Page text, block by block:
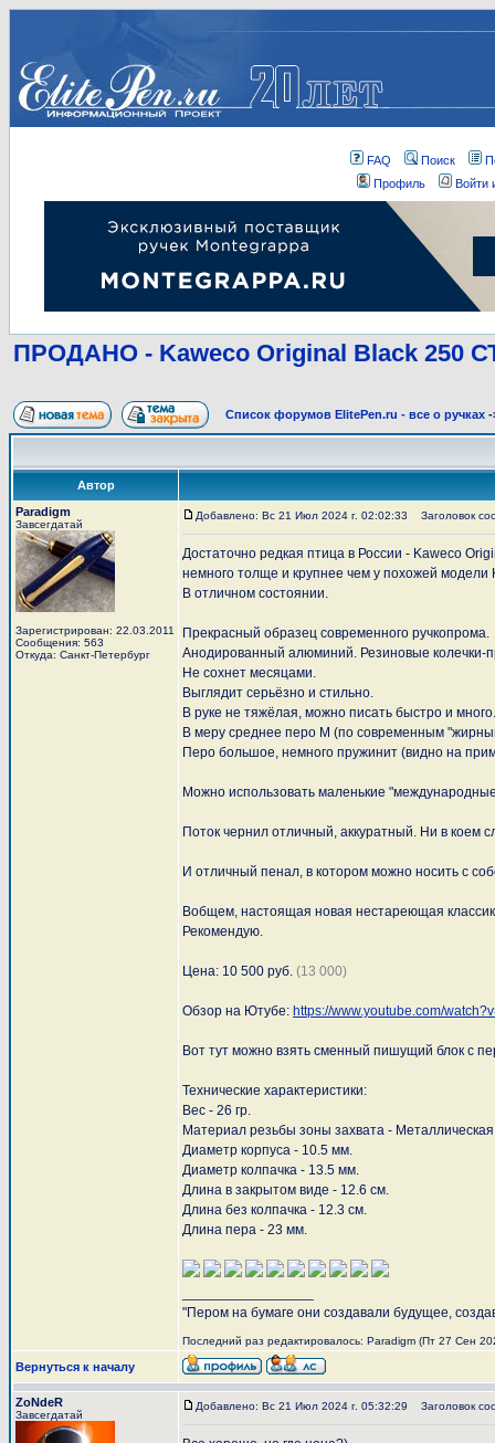
FAQ Поиск
Профиль
Войти
ПРОДАНО - Kaweco Original Black 250
Список форумов ElitePen.ru - все о ручках
Автор
Paradigm
Завсегдатай
Зарегистрирован: 22.03.2011
Сообщения: 563
Откуда: Санкт-Петербург
Добавлено: Вс 21 Июл 2024 г. 02:02:33 Заголовок
Достаточно редкая птица в России - Kaweco
немного толще и крупнее чем у похожей модели
В отличном состоянии.
Прекрасный образец современного ручкопрома.
Анодированный алюминий. Резиновые колечки-
Не сохнет месяцами.
Выглядит серьёзно и стильно.
В руке не тяжёлая, можно писать быстро и много.
В меру среднее перо M (по современным
Перо большое, немного пружинит (видно на
Можно использовать маленькие
Поток чернил отличный, аккуратный. Ни в коем
И отличный пенал, в котором можно носить с
Вобщем, настоящая новая нестареющая
Рекомендую.
Цена: 10 500 руб. (13 000)
Обзор на Ютубе: https://www.youtube.com/
Вот тут можно взять сменный пишущий блок с
Технические характеристики:
Вес - 26 гр.
Материал резьбы зоны захвата -
Диаметр корпуса - 10.5 мм.
Диаметр колпачка - 13.5 мм.
Длина в закрытом виде - 12.6 см.
Длина без колпачка - 12.3 см.
Длина пера - 23 мм.
"Пером на бумаге они создавали будущее,
Последний раз редактировалось: Paradigm (Пт 27 Сен
Вернуться к началу
ZoNdeR
Завсегдатай
Добавлено: Вс 21 Июл 2024 г. 05:32:29 Заголовок